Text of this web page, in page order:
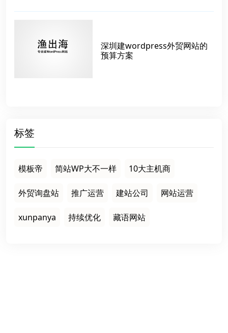
深圳建wordpress外贸网站的
预算方案
标签
模板帝 简站WP大不一样 10大主机商
外贸询盘站 推广运营 建站公司 网站运营
xunpanya 持续优化 藏语网站